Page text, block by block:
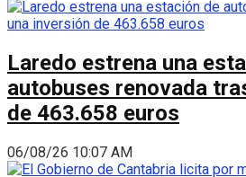
Laredo estrena una
autobuses renovada
de 463.658 euros
06/08/26 10:07 AM